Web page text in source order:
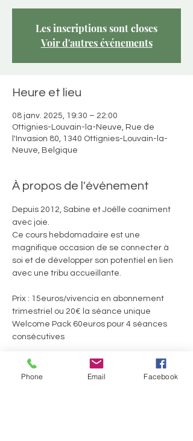
Les inscriptions sont closes
Voir d'autres événements
Heure et lieu
08 janv. 2025, 19:30 – 22:00
Ottignies-Louvain-la-Neuve, Rue de
l'Invasion 80, 1340 Ottignies-Louvain-la-
Neuve, Belgique
À propos de l'événement
Depuis 2012, Sabine et Joëlle coaniment
avec joie.
Ce cours hebdomadaire est une
magnifique occasion de se connecter à
soi et de développer son potentiel en lien
avec une tribu accueillante.
Prix : 15euros/vivencia en abonnement
trimestriel ou 20€ la séance unique
Welcome Pack 60euros pour 4 séances
consécutives
Ils.Elles témoignent :
Afficher plus
Phone Email Facebook